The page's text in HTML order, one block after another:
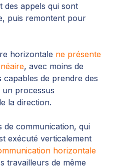
des appels qui sont
puis remontent pour
horizontale ne présente
, avec moins de
de prendre des
un processus
la direction.
de communication, qui
exécuté verticalement
horizontale
travailleurs de même